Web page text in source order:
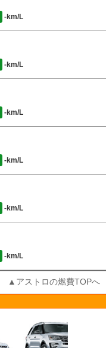
-km/L
-km/L
-km/L
-km/L
-km/L
-km/L
▲アストロの燃費TOPへ